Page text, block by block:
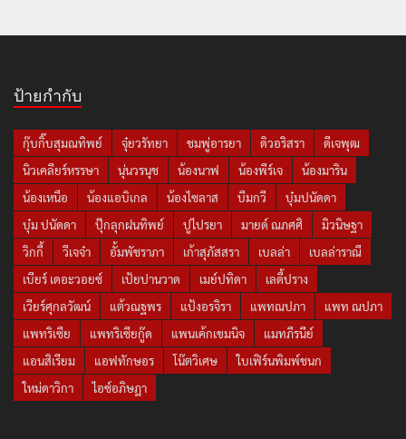
ป้ายกำกับ
กุ๊บกิ๊บสุมณทิพย์ จุ๋ยวรัทยา ชมพู่อารยา ดิวอริสรา
ดีเจพุฒ
นิวเคลียร์หรรษา
นุ่นวรนุช น้องนาฟ น้องพีร์เจ
น้องมาริน
น้องเหนือ
น้องแอบิเกล น้องไซลาส บีมกวี
บุ๋มปนัดดา
บุ๋ม ปนัดดา
ปุ๊กลุกฝนทิพย์ ปูไปรยา มายด์ ณภศศิ
มิวนิษฐา
วิกกี้
วีเจจ๋า อั้มพัชราภา เก้าสุภัสสรา เบลล่า
เบลล่าราณี
เบียร์ เดอะวอยซ์
เป้ยปานวาด เมย์ปทิดา
เลดี้ปราง
เวียร์ศุกลวัฒน์
แต้วณฐพร แป้งอรจิรา แพทณปภา
แพท ณปภา
แพทริเซีย
แพทริเซียกู๊ด แพนเค้กเขมนิจ
แมทภีรนีย์
แอนสิเรียม
แอฟทักษอร โน๊ตวิเศษ
ใบเฟิร์นพิมพ์ชนก
ใหม่ดาวิกา
ไอซ์อภิษฎา